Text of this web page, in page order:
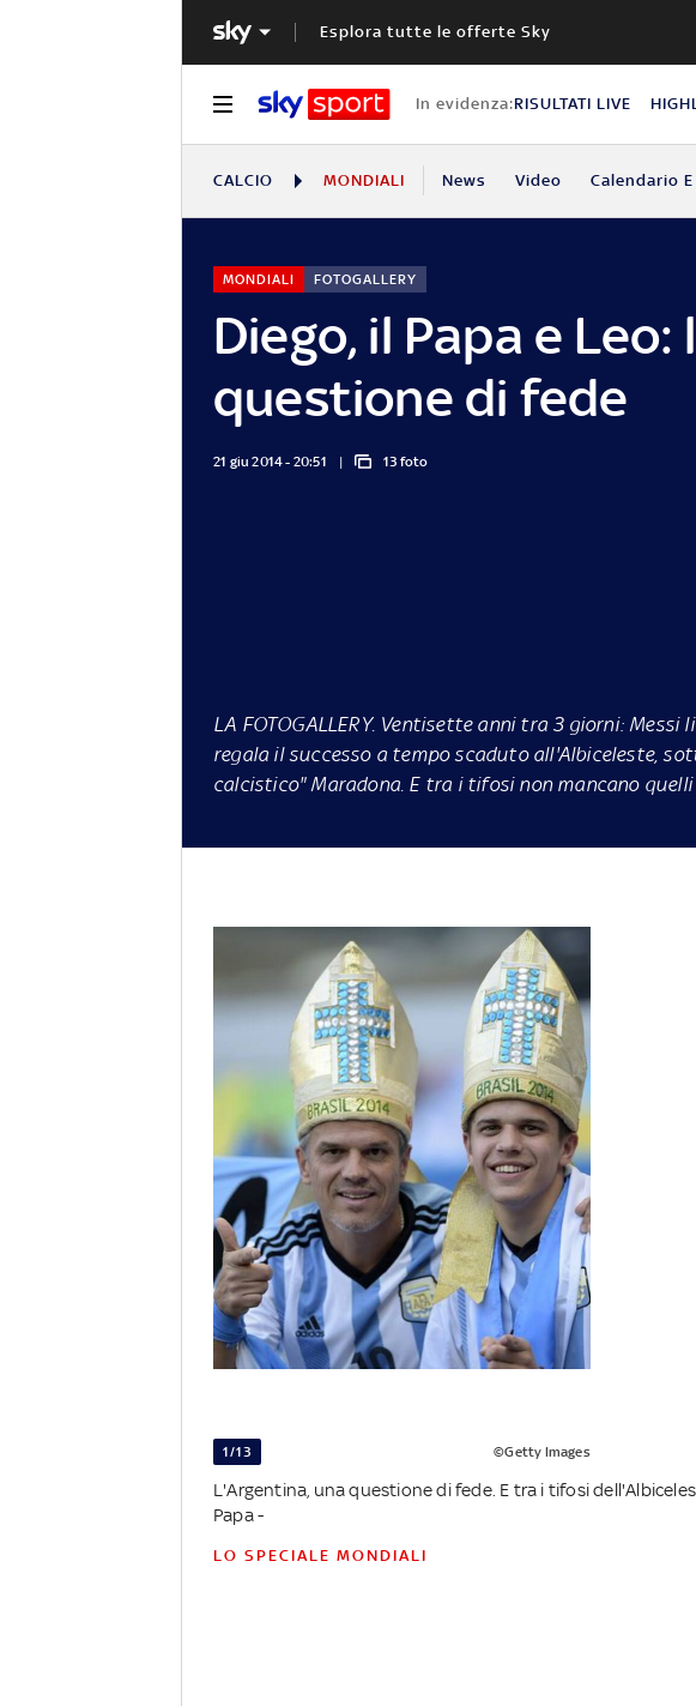
Esplora tutte le offerte Sky
In evidenza:RISULTATI LIVE
CALCIO MONDIALI News Video Calendario
Diego, il Papa e
questione di fede
MONDIALI FOTOGALLERY
21 giu 2014 - 20:51 13 foto
LA FOTOGALLERY. Ventisette anni tra 3 giorni: Messi
regala il successo a tempo scaduto all'Albiceleste,
calcistico" Maradona. E tra i tifosi non mancano
1/13 ©Getty Images
L'Argentina, una questione di fede. E tra i tifosi
Papa -
LO SPECIALE MONDIALI